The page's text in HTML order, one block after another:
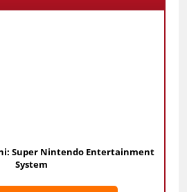
Super Nintendo Entertainment
System